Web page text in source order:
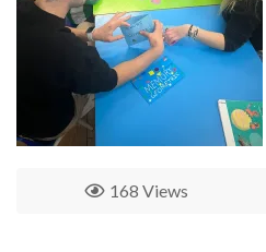
168 Views